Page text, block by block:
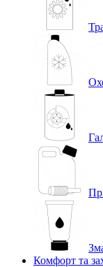
Комфорт та